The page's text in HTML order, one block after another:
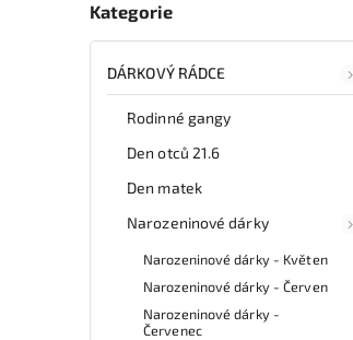
Kategorie
DÁRKOVÝ RÁDCE
Rodinné gangy
Den otců 21.6
Den matek
Narozeninové dárky
Narozeninové dárky - Květen
Narozeninové dárky - Červen
Narozeninové dárky -
Červenec